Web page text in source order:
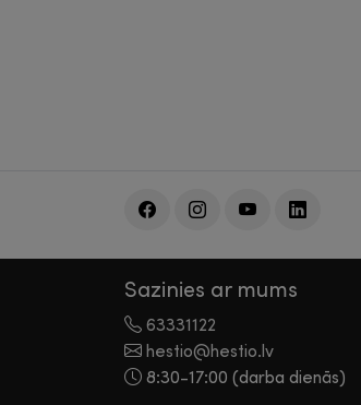
Sazinies ar mums
63331122
hestio@hestio.lv
8:30-17:00 (darba dienās)